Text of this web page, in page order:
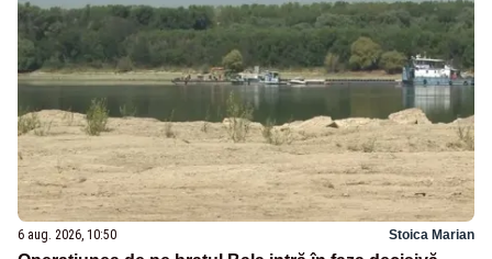
6 aug. 2026, 10:50 Stoica Marian